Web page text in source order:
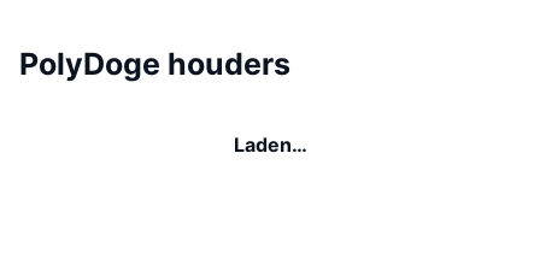
PolyDoge houders
Laden…